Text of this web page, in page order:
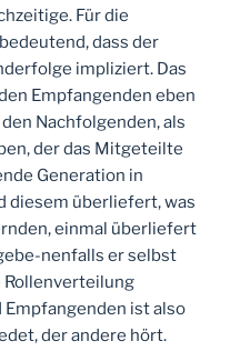
Für die
dass der
impliziert. Das
Empfangenden eben
Nachfolgenden, als
der das Mitgeteilte
Generation in
diesem überliefert, was
einmal überliefert
nenfalls er selbst
Rollenverteilung
ist also
der andere hört.